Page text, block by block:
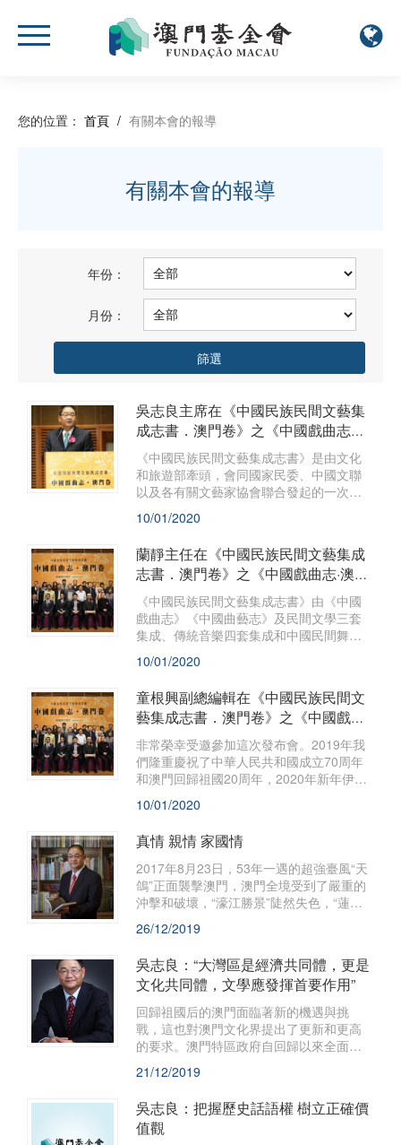
您的位置： 首頁 / 有關本會的報導
有關本會的報導
年份：
月份：
篩選
吳志良主席在《中國民族民間文藝集
成志書．澳門卷》之《中國戲曲志．
澳門卷》發行儀式上的致辭
《中國民族民間文藝集成志書》是由文化
和旅遊部牽頭，會同國家民委、中國文聯
以及各有關文藝家協會聯合發起的一次工
程浩大的全國性非物質文化遺產普查和編
纂項目，是對我國的民族民間文藝的一次
全面而系統的梳理和記錄。
10/01/2020
蘭靜主任在《中國民族民間文藝集成
志書．澳門卷》之《中國戲曲志·澳門
卷》發行儀式上的致辭
《中國民族民間文藝集成志書》由《中國
戲曲志》《中國曲藝志》及民間文學三套
集成、傳統音樂四套集成和中國民間舞蹈
集成組成，因此又稱“十部文藝集成志書”。
10/01/2020
童根興副總編輯在《中國民族民間文
藝集成志書．澳門卷》之《中國戲曲
志·澳門卷》發行儀式上的致辭
非常榮幸受邀參加這次發布會。2019年我
們隆重慶祝了中華人民共和國成立70周年
和澳門回歸祖國20周年，2020年新年伊
始，由澳門基金會與文化和旅遊部民族民
間文藝發展中心合作組織編纂的《中國戲
曲志·澳門卷》今天正式出版發布了。
10/01/2020
真情 親情 家國情
2017年8月23日，53年一遇的超強臺風“天
鴿”正面襲擊澳門，澳門全境受到了嚴重的
沖擊和破壞，“濠江勝景”陡然失色，“蓮花
寶地”滿目瘡痍。
26/12/2019
吳志良：“大灣區是經濟共同體，更是
文化共同體，文學應發揮首要作用”
回歸祖國后的澳門面臨著新的機遇與挑
戰，這也對澳門文化界提出了更新和更高
的要求。澳門特區政府自回歸以來全面推
動文化事業發展，發掘和積累澳門文化資
源。
21/12/2019
吳志良：把握歷史話語權 樹立正確價
值觀